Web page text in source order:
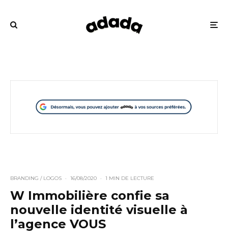
BRANDING / LOGOS · 16/08/2020 · 1 MIN DE LECTURE
W Immobilière confie sa
nouvelle identité visuelle à
l’agence VOUS